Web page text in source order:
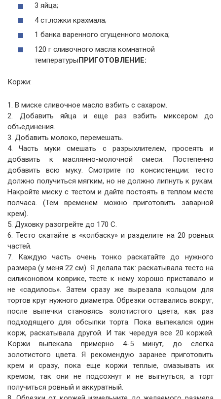
3 яйца;
4 ст.ложки крахмала;
1 банка варенного сгущенного молока;
120 г сливочного масла комнатной
температурыПРИГОТОВЛЕНИЕ:
Коржи:
1. В миске сливочное масло взбить с сахаром.
2. Добавить яйца и еще раз взбить миксером до
объединения.
3. Добавить молоко, перемешать.
4. Часть муки смешать с разрыхлителем, просеять и
добавить к маслянно-молочной смеси. Постепенно
добавить всю муку. Смотрите по консистенции: тесто
должно получиться мягким, но не должно липнуть к рукам.
Накройте миску с тестом и дайте постоять в теплом месте
полчаса. (Тем временем можно приготовить заварной
крем).
5. Духовку разогрейте до 170 С.
6. Тесто скатайте в «колбаску» и разделите на 20 ровных
частей.
7. Каждую часть очень тонко раскатайте до нужного
размера (у меня 22 см). Я делала так: раскатывала тесто на
силиконовом коврике, тесте к нему хорошо приставало и
не «садилось». Затем сразу же вырезала кольцом для
тортов круг нужного диаметра. Обрезки оставались вокруг,
после выпечки становясь золотистого цвета, как раз
подходящего для обсыпки торта. Пока выпекался один
корж, раскатывала другой. И так чередуя все 20 коржей.
Коржи выпекала примерно 4-5 минут, до слегка
золотистого цвета. Я рекомендую заранее приготовить
крем и сразу, пока еще коржи теплые, смазывать их
кремом, так они не подсохнут и не выгнуться, а торт
получиться ровный и аккуратный.